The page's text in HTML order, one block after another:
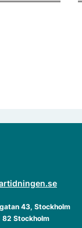
43, Stockholm
82 Stockholm